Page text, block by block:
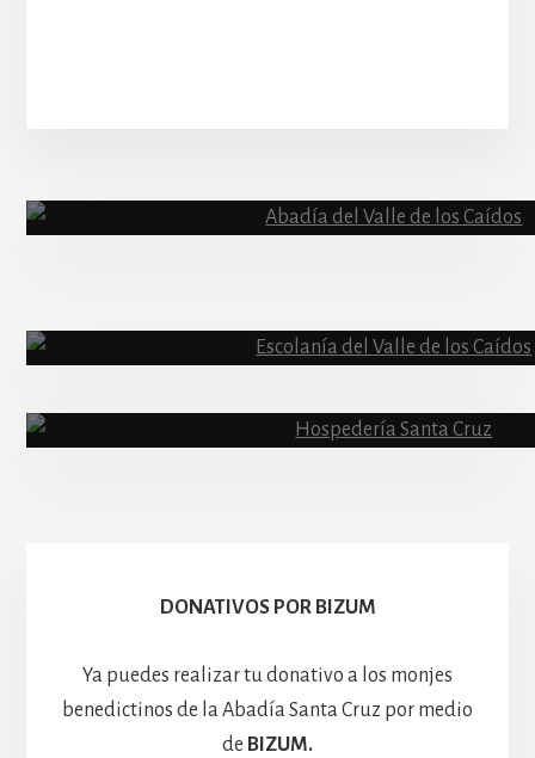
Content
Hospedería
DONATIVOS POR BIZUM
Ya puedes realizar tu donativo a los monjes
benedictinos de la Abadía Santa Cruz por medio
de BIZUM.